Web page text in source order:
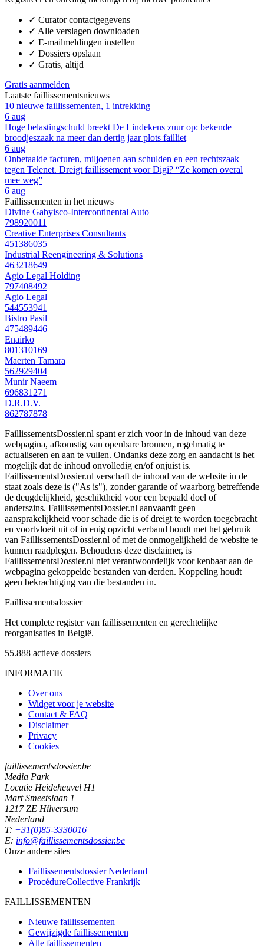
✓ Curator contactgegevens
✓ Alle verslagen downloaden
✓ E-mailmeldingen instellen
✓ Dossiers opslaan
✓ Gratis, altijd
Gratis aanmelden
Laatste faillissementsnieuws
10 nieuwe faillissementen, 1 intrekking
6 aug
Hoge belastingschuld breekt De Lindekens zuur op: bekende
broodjeszaak na meer dan dertig jaar plots failliet
6 aug
Onbetaalde facturen, miljoenen aan schulden en een rechtszaak
tegen Telenet. Dreigt faillissement voor Digi? “Ze komen overal
mee weg”
6 aug
Faillissementen in het nieuws
Divine Gabyisco-Intercontinental Auto
798920011
Creative Enterprises Consultants
451386035
Industrial Reengineering & Solutions
463218649
Agio Legal Holding
797408492
Agio Legal
544553941
Bistro Pasil
475489446
Enairko
801310169
Maerten Tamara
562929404
Munir Naeem
696831271
D.R.D.V.
862787878
FaillissementsDossier.nl spant er zich voor in de inhoud van deze
webpagina, afkomstig van openbare bronnen, regelmatig te
actualiseren en aan te vullen. Ondanks deze zorg en aandacht is het
mogelijk dat de inhoud onvolledig en/of onjuist is.
FaillissementsDossier.nl verschaft de inhoud van de website in de
staat zoals deze is ("As is"), zonder garantie of waarborg betreffende
de deugdelijkheid, geschiktheid voor een bepaald doel of
anderszins. FaillissementsDossier.nl aanvaardt geen
aansprakelijkheid voor schade die is of dreigt te worden toegebracht
en voortvloeit uit of in enig opzicht verband houdt met het gebruik
van FaillissementsDossier.nl of met de onmogelijkheid de website te
kunnen raadplegen. Behoudens deze disclaimer, is
FaillissementsDossier.nl niet verantwoordelijk voor kenbaar aan de
webpagina gekoppelde bestanden van derden. Koppeling houdt
geen bekrachtiging van die bestanden in.
Faillissementsdossier
Het complete register van faillissementen en gerechtelijke
reorganisaties in België.
55.888 actieve dossiers
INFORMATIE
Over ons
Widget voor je website
Contact & FAQ
Disclaimer
Privacy
Cookies
faillissementsdossier.be
Media Park
Locatie Heideheuvel H1
Mart Smeetslaan 1
1217 ZE Hilversum
Nederland
T: +31(0)85-3330016
E: info@faillissementsdossier.be
Onze andere sites
Faillissementsdossier Nederland
ProcédureCollective Frankrijk
FAILLISSEMENTEN
Nieuwe faillissementen
Gewijzigde faillissementen
Alle faillissementen